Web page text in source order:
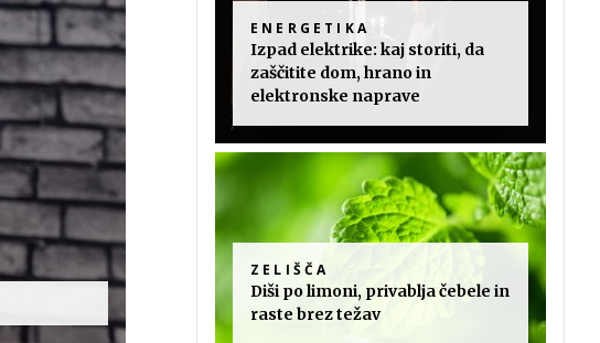
ENERGETIKA
Izpad elektrike: kaj storiti, da
zaščitite dom, hrano in
elektronske naprave
ZELIŠČA
Diši po limoni, privablja čebele in
raste brez težav